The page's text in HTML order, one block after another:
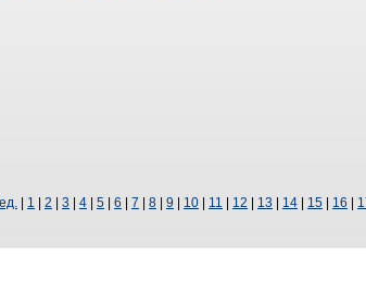
1 2 3 4 5 6 7 8 9 10 11 12 13 14 15 16